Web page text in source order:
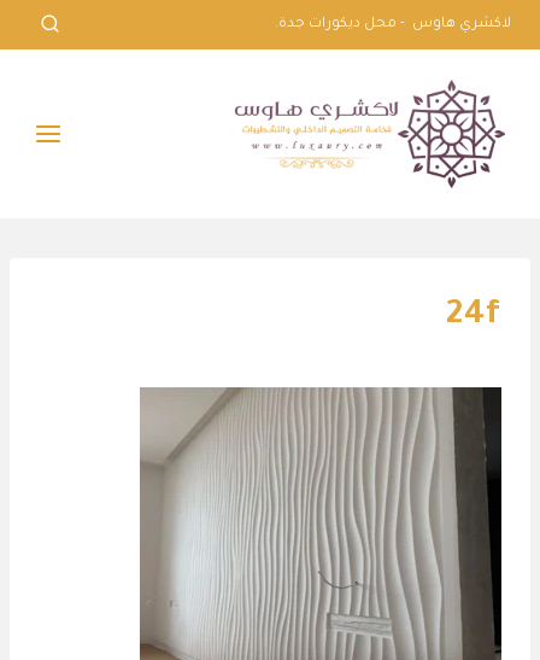
التجاوز
إلى
المحتوى
لاكشري هاوس - محل ديكورات جدة.
24f